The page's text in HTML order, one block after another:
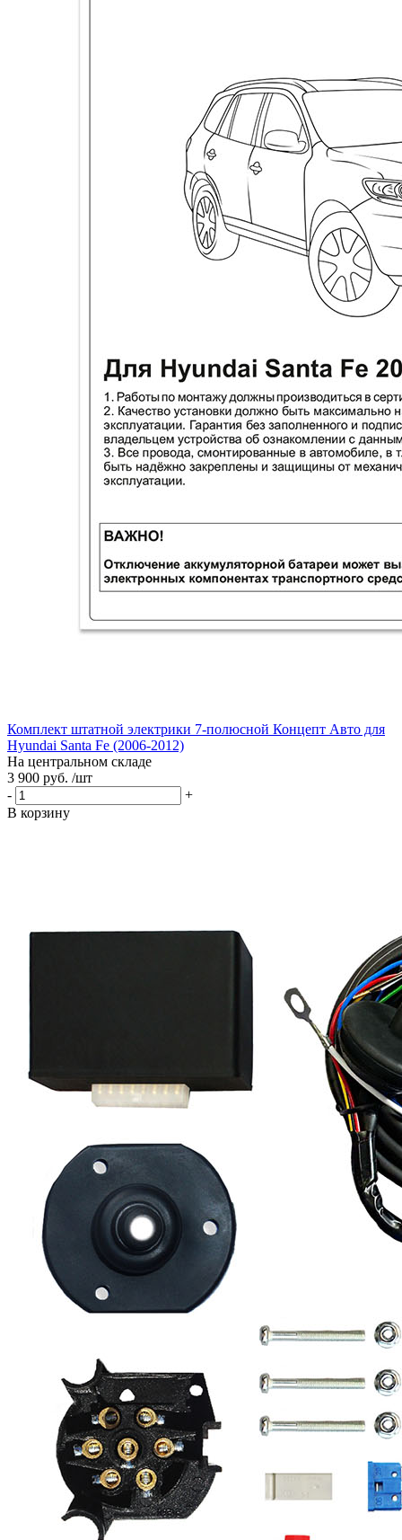
Комплект штатной электрики 7-полюсной Концепт Авто для
Hyundai Santa Fe (2006-2012)
На центральном складе
3 900 руб. /шт
-
+
В корзину